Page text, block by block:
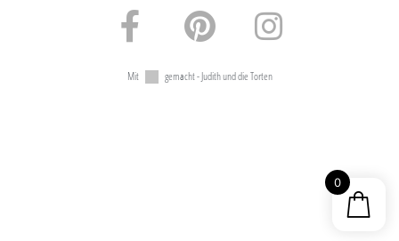
Mit gemacht - Judith und die Torten
0